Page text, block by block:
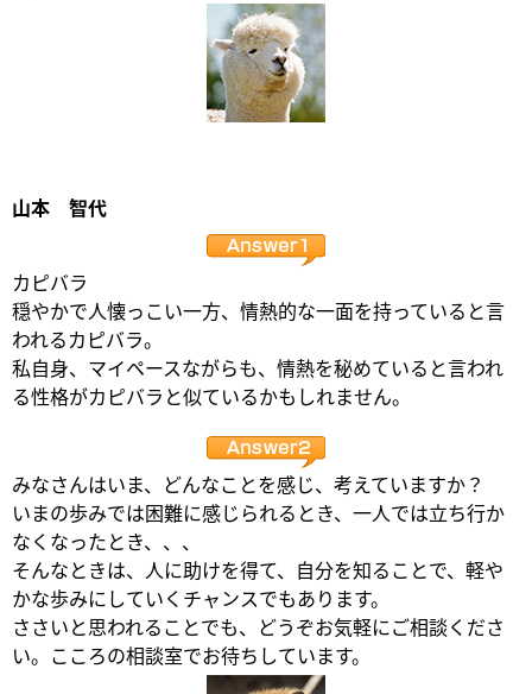
山本 智代
カピバラ
穏やかで人懐っこい一方、情熱的な一面を持っていると言
われるカピバラ。
私自身、マイペースながらも、情熱を秘めていると言われ
る性格がカピバラと似ているかもしれません。
みなさんはいま、どんなことを感じ、考えていますか？
いまの歩みでは困難に感じられるとき、一人では立ち行か
なくなったとき、、、
そんなときは、人に助けを得て、自分を知ることで、軽や
かな歩みにしていくチャンスでもあります。
ささいと思われることでも、どうぞお気軽にご相談くださ
い。こころの相談室でお待ちしています。